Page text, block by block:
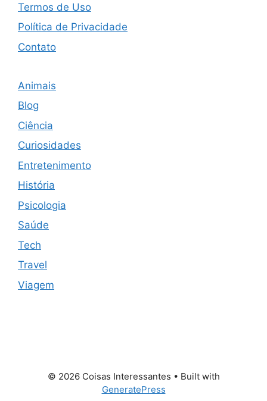
Termos de Uso
Política de Privacidade
Contato
Animais
Blog
Ciência
Curiosidades
Entretenimento
História
Psicologia
Saúde
Tech
Travel
Viagem
© 2026 Coisas Interessantes • Built with
GeneratePress